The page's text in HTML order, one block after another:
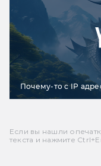
Почему-то с IP
Если вы нашли
текста и нажмите